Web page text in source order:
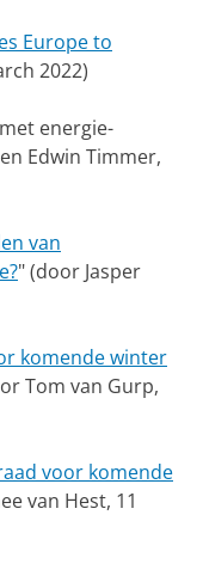
Europe to
2022)
energie-
Edwin Timmer,
van
" (door Jasper
komende winter
Tom van Gurp,
voor komende
van Hest, 11